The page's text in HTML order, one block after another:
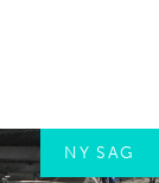
NY SAG